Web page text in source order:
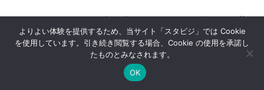
要があるかというとそうではない。
Webマーケターに最適なテクノロジーをまとめ
よりよい体験を提供するため、当サイト「スタビジ」では Cookie
を使用しています。引き続き閲覧する場合、Cookie の使用を承諾し
たものとみなされます。
OK